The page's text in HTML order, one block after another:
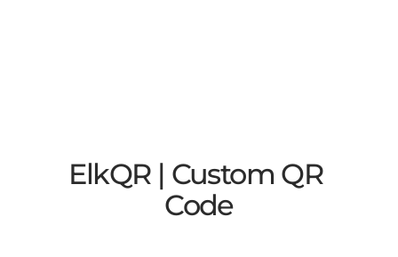
ElkQR | Custom QR
Code